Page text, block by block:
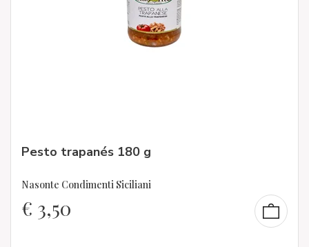
Pesto trapanés 180 g
Nasonte Condimenti Siciliani
€ 3,50